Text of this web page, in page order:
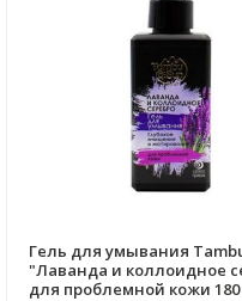
Гель для умывания
"Лаванда и коллоидное
для проблемной кожи